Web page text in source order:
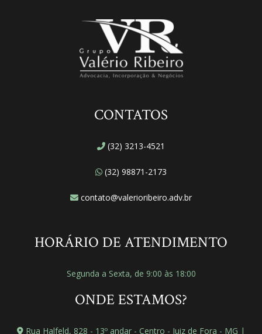
CONTATOS
(32) 3213-4521
(32) 98871-2173
contato@valerioribeiro.adv.br
HORÁRIO DE ATENDIMENTO
Segunda a Sexta, de 9:00 às 18:00
ONDE ESTAMOS?
Rua Halfeld, 828 - 13º andar - Centro - Juiz de Fora - MG |